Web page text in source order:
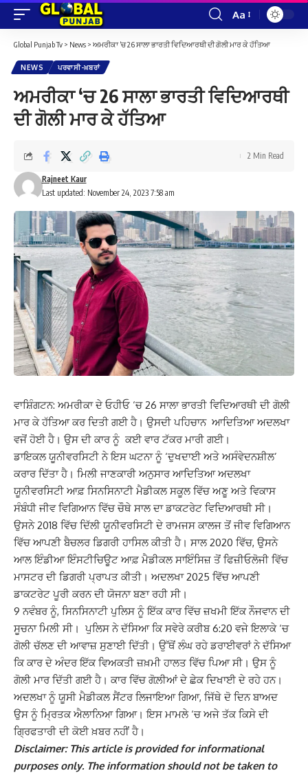
Font
Resizer
Aa
Global Punjab Tv > News > ਅਮਰੀਕਾ ‘ਚ 26 ਸਾਲਾ ਭਾਰਤੀ ਵਿਦਿਆਰਥੀ ਦੀ ਗੋਲੀ ਮਾਰ ਕੇ ਹੱਤਿਆ
NEWS ਪਰਵਾਸੀ-ਖ਼ਬਰਾਂ
ਅਮਰੀਕਾ ‘ਚ 26 ਸਾਲਾ ਭਾਰਤੀ ਵਿਦਿਆਰਥੀ
ਦੀ ਗੋਲੀ ਮਾਰ ਕੇ ਹੱਤਿਆ
Last updated: November 24, 2023 7:58 am
Rajneet Kaur
2 Min Read
ਵਾਸ਼ਿੰਗਟਨ: ਅਮਰੀਕਾ ਦੇ ਓਹੀਓ ‘ਚ 26 ਸਾਲਾ ਭਾਰਤੀ ਵਿਦਿਆਰਥੀ ਦੀ ਗੋਲੀ
ਮਾਰ ਕੇ ਹੱਤਿਆ ਕਰ ਦਿਤੀ ਗਈ ਹੈ। ਉਸਦੀ ਪਹਿਚਾਨ ਆਦਿਤਿਆ ਅਦਲਖਾ
ਵਜੋਂ ਹੋਈ ਹੈ। ਉਸ ਦੀ ਕਾਰ ਨੂੰ ਕਈ ਵਾਰ ਟੱਕਰ ਮਾਰੀ ਗਈ।
ਡਾਇਕਲ ਯੂਨੀਵਰਸਿਟੀ ਨੇ ਇਸ ਘਟਨਾ ਨੂੰ ‘ਦੁਖਦਾਈ ਅਤੇ ਅਸੰਵੇਦਨਸ਼ੀਲ’
ਕਰਾਰ ਦਿੱਤਾ ਹੈ। ਮਿਲੀ ਜਾਣਕਾਰੀ ਅਨੁਸਾਰਆਦਿਤਿਆ ਅਦਲਖਾ
ਯੂਨੀਵਰਸਿਟੀ ਆਫ਼ ਸਿਨਸਿਨਾਟੀ ਮੈਡੀਕਲ ਸਕੂਲ ਵਿੱਚ ਅਣੂ ਅਤੇ ਵਿਕਾਸ
ਸੰਬੰਧੀ ਜੀਵ ਵਿਗਿਆਨ ਵਿੱਚ ਚੌਥੇ ਸਾਲ ਦਾ ਡਾਕਟਰੇਟ ਵਿਦਿਆਰਥੀ ਸੀ।
ਉਸਨੇ 2018 ਵਿੱਚ ਦਿੱਲੀ ਯੂਨੀਵਰਸਿਟੀ ਦੇ ਰਾਮਜਸ ਕਾਲਜ ਤੋਂ ਜੀਵ ਵਿਗਿਆਨ
ਵਿੱਚ ਆਪਣੀ ਬੈਚਲਰ ਡਿਗਰੀ ਹਾਸਿਲ ਕੀਤੀ ਹੈ। ਸਾਲ 2020 ਵਿੱਚ, ਉਸਨੇ
ਆਲ ਇੰਡੀਆ ਇੰਸਟੀਚਿਊਟ ਆਫ਼ ਮੈਡੀਕਲ ਸਾਇੰਸਿਜ਼ ਤੋਂ ਫਿਜ਼ੀਓਲੋਜੀ ਵਿੱਚ
ਮਾਸਟਰ ਦੀ ਡਿਗਰੀ ਪ੍ਰਾਪਤ ਕੀਤੀ। ਅਦਲਖਾ 2025 ਵਿੱਚ ਆਪਣੀ
ਡਾਕਟਰੇਟ ਪੂਰੀ ਕਰਨ ਦੀ ਯੋਜਨਾ ਬਣਾ ਰਹੀ ਸੀ।
9 ਨਵੰਬਰ ਨੂੰ, ਸਿਨਸਿਨਾਟੀ ਪੁਲਿਸ ਨੂੰ ਇੱਕ ਕਾਰ ਵਿੱਚ ਜ਼ਖਮੀ ਇੱਕ ਨੌਜਵਾਨ ਦੀ
ਸੂਚਨਾ ਮਿਲੀ ਸੀ। ਪੁਲਿਸ ਨੇ ਦੱਸਿਆ ਕਿ ਸਵੇਰੇ ਕਰੀਬ 6:20 ਵਜੇ ਇਲਾਕੇ ‘ਚ
ਗੋਲੀ ਚੱਲਣ ਦੀ ਆਵਾਜ਼ ਸੁਣਾਈ ਦਿੱਤੀ। ਉੱਥੋਂ ਲੰਘ ਰਹੇ ਡਰਾਈਵਰਾਂ ਨੇ ਦੱਸਿਆ
ਕਿ ਕਾਰ ਦੇ ਅੰਦਰ ਇੱਕ ਵਿਅਕਤੀ ਜ਼ਖ਼ਮੀ ਹਾਲਤ ਵਿੱਚ ਪਿਆ ਸੀ। ਉਸ ਨੂੰ
ਗੋਲੀ ਮਾਰ ਦਿੱਤੀ ਗਈ ਹੈ। ਕਾਰ ਵਿੱਚ ਗੋਲ਼ੀਆਂ ਦੇ ਛੇਕ ਦਿਖਾਈ ਦੇ ਰਹੇ ਹਨ।
ਅਦਲਖਾ ਨੂੰ ਯੂਸੀ ਮੈਡੀਕਲ ਸੈਂਟਰ ਲਿਜਾਇਆ ਗਿਆ, ਜਿੱਥੇ ਦੋ ਦਿਨ ਬਾਅਦ
ਉਸ ਨੂੰ ਮ੍ਰਿਤਕ ਐਲਾਨਿਆ ਗਿਆ। ਇਸ ਮਾਮਲੇ ‘ਚ ਅਜੇ ਤੱਕ ਕਿਸੇ ਦੀ
ਗ੍ਰਿਫਤਾਰੀ ਦੀ ਕੋਈ ਖ਼ਬਰ ਨਹੀਂ ਹੈ।
Disclaimer: This article is provided for informational
purposes only. The information should not be taken to